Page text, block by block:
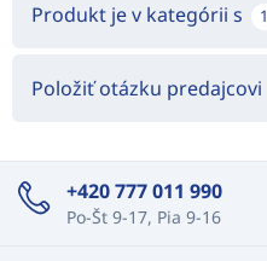
Produkt je v kategórii s 1
Položiť otázku predajcovi
+420 777 011 990
Po-Št 9-17, Pia 9-16